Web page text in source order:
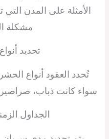
الأمثلة على المدن
مشكلة
تحديد
تُحدد العقود أنواع
سواء كانت ذباب،
الجداول